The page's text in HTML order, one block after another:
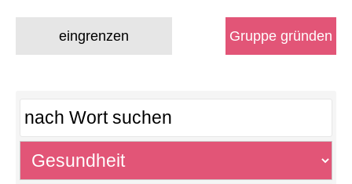
eingrenzen